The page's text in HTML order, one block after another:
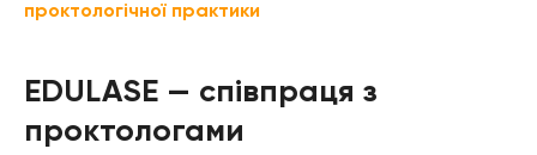
проктологічної практики
EDULASE — співпраця з
проктологами